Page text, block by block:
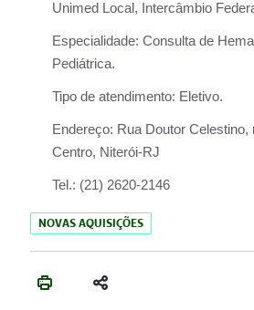
Unimed Local, Intercâmbio
Especialidade: Consulta de
Pediátrica.
Tipo de atendimento: Eletivo.
Endereço: Rua Doutor Celestino,
Centro, Niterói-RJ
Tel.: (21) 2620-2146
NOVAS AQUISIÇÕES